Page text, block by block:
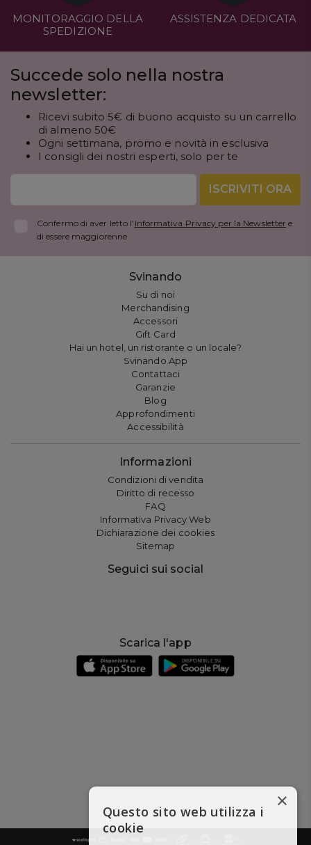
MONITORAGGIO DELLA
SPEDIZIONE
ASSISTENZA DEDICATA
Succede solo nella nostra
newsletter:
Ricevi subito 5€ di buono acquisto su un carrello
di almeno 50€
Ogni settimana, promo e novità in esclusiva
I consigli dei nostri esperti, solo per te
ISCRIVITI ORA
Confermo di aver letto l' Informativa Privacy per la Newsletter e
di essere maggiorenne
Svinando
Su di noi
Merchandising
Accessori
Gift Card
Hai un hotel, un ristorante o un locale?
Svinando App
Contattaci
Garanzie
Blog
Approfondimenti
Accessibilità
Informazioni
Condizioni di vendita
Diritto di recesso
FAQ
Informativa Privacy Web
Dichiarazione dei cookies
Sitemap
Seguici sui social
Scarica l'app
×
Questo sito web utilizza i
cookie